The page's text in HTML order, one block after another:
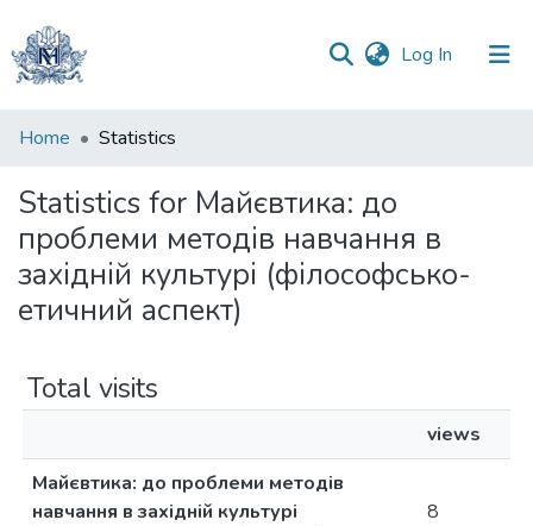
Log In (current)
Communities
Collections
All of DSpace
Home Statistics
Statistics for Майєвтика: до
проблеми методів навчання в
західній культурі (філософсько-
етичний аспект)
Total visits
views
Майєвтика: до проблеми методів
навчання в західній культурі
8